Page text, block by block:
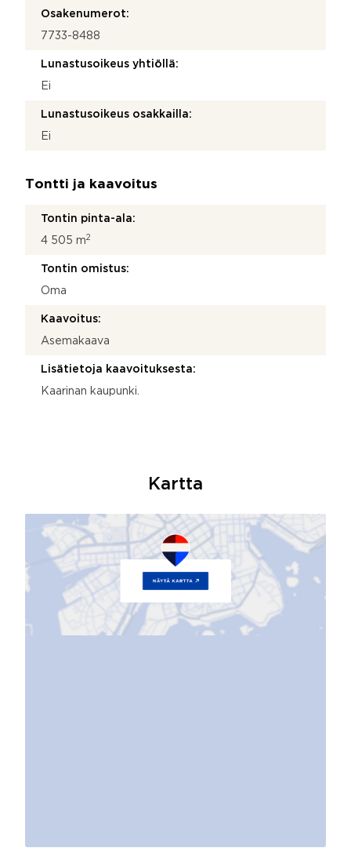
Osakenumerot:
7733-8488
Lunastusoikeus yhtiöllä:
Ei
Lunastusoikeus osakkailla:
Ei
Tontti ja kaavoitus
Tontin pinta-ala:
4 505 m2
Tontin omistus:
Oma
Kaavoitus:
Asemakaava
Lisätietoja kaavoituksesta:
Kaarinan kaupunki.
Kartta